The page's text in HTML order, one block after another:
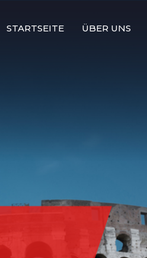
STARTSEITE ÜBER UNS